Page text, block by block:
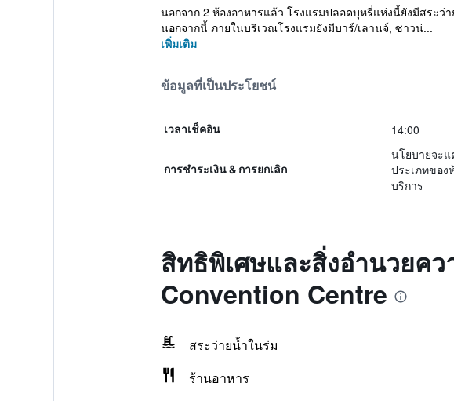
นอกจาก 2 ห้องอาหารแล้ว โรงแรมปลอดบุหรี่แห่งนี้ยังมีสระ
นอกจากนี้ ภายในบริเวณโรงแรมยังมีบาร์/เลานจ์, ซาวน่...
เพิ่มเติม
ข้อมูลที่เป็นประโยชน์
เวลาเช็คอิน 14:00
การชำระเงิน & การยกเลิก
นโยบายจะ
ประเภทของ
บริการ
สิทธิพิเศษและสิ่งอำนวยค
Convention Centre
สระว่ายน้ำในร่ม
ร้านอาหาร